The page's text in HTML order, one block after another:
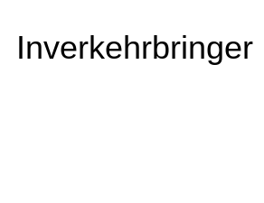
Inverkehrbringer